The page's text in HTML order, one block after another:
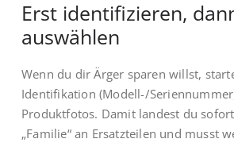
Erst identifizieren,
auswählen
Wenn du dir Ärger sparen willst,
Identifikation (Modell-/
Produktfotos. Damit landest du
„Familie“ an Ersatzteilen und musst